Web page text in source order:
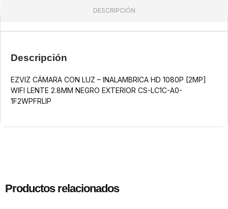
DESCRIPCIÓN
Descripción
EZVIZ CÁMARA CON LUZ – INALAMBRICA HD 1080P [2MP]
WIFI LENTE 2.8MM NEGRO EXTERIOR CS-LC1C-A0-
1F2WPFRLIP
Productos relacionados